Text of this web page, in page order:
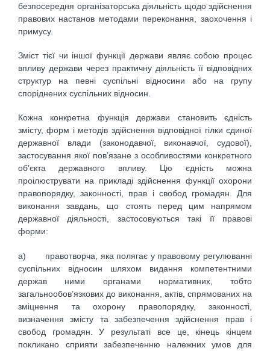
безпосередня організаторська діяльність щодо здійснення
правових настанов методами переконання, заохочення і
примусу.
Зміст тієї чи іншої функції держави являє собою процес
впливу держави через практичну діяльність її відповідних
структур на певні суспільні відносини або на групу
споріднених суспільних відносин.
Кожна конкретна функція держави становить єдність
змісту, форм і методів здійснення відповідної гілки єдиної
державної влади (законодавчої, виконавчої, судової),
застосування якої пов’язане з особливостями конкретного
об’єкта державного впливу. Цю єдність можна
проілюструвати на прикладі здійснення функції охорони
правопорядку, законності, прав і свобод громадян. Для
виконання завдань, що стоять перед цим напрямом
державної діяльності, застосовуються такі її правові
форми:
а) правотворча, яка полягає у правовому регулюванні
суспільних відносин шляхом видання компетентними
держав ними органами нормативних, тобто
загальнообов’язкових до виконання, актів, спрямованих на
зміцнення та охорону правопорядку, законності,
визначення змісту та забезпечення здійснення прав і
свобод громадян. У результаті все це, кінець кінцем
покликано сприяти забезпеченню належних умов для